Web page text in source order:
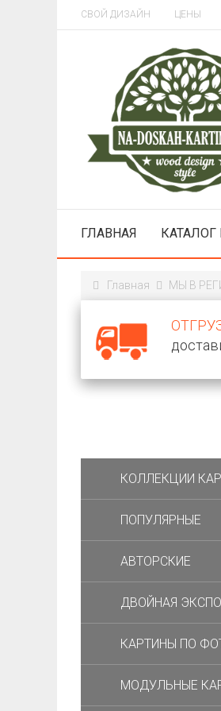
СВОЙ ДИЗАЙН ЦЕНЫ
ГЛАВНАЯ
Главная МЫ В
КОЛЛЕКЦИИ
ПОПУЛЯРНЫЕ
АВТОРСКИЕ
ДВОЙНАЯ
КАРТИНЫ ПО
МОДУЛЬНЫЕ